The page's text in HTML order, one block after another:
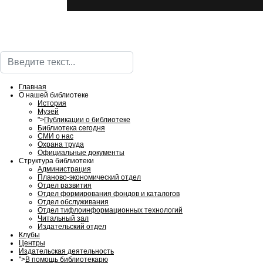
Поиск
Главная
О нашей библиотеке
История
Музей
">Публикации о библиотеке
Библиотека сегодня
СМИ о нас
Охрана труда
Официальные документы
Структура библиотеки
Администрация
Планово-экономический отдел
Отдел развития
Отдел формирования фондов и каталогов
Отдел обслуживания
Отдел тифлоинформационных технологий
Читальный зал
Издательский отдел
Клубы
Центры
Издательская деятельность
">В помощь библиотекарю